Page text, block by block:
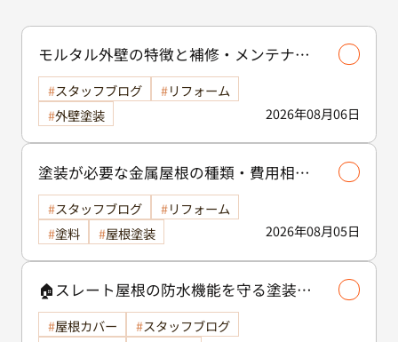
モルタル外壁の特徴と補修・メンテナン
ス方法を徹底解説！/外壁塗装
2026年08月06日
スタッフブログ
リフォーム
外壁塗装
塗装が必要な金属屋根の種類・費用相場
等解説いたします🖊️
2026年08月05日
スタッフブログ
リフォーム
塗料
屋根塗装
🏠スレート屋根の防水機能を守る塗装の
役割🏠/屋根塗装
屋根カバー
スタッフブログ